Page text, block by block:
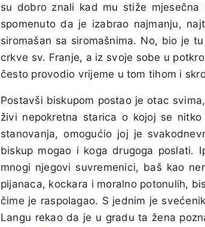
su dobro znali kad mu stiže
spomenuto da je izabrao najmanju,
siromašan sa siromašnima. No, bio je
crkve sv. Franje, a iz svoje sobe u
često provodio vrijeme u tom tihom i
Postavši biskupom postao je otac
živi nepokretna starica o kojoj se
stanovanja, omogućio joj je
biskup mogao i koga drugoga poslati.
mnogi njegovi suvremenici, baš kao
pijanaca, kockara i moralno potonulih,
čime je raspolagao. S jednim je
Langu rekao da je u gradu ta žena